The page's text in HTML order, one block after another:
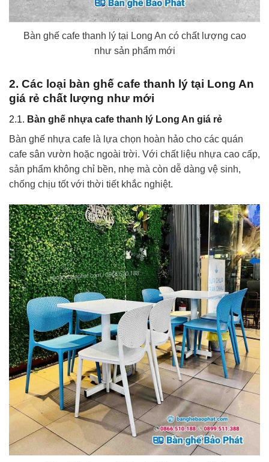
Bàn ghế cafe thanh lý tại Long An có chất lượng cao
như sản phẩm mới
2. Các loại bàn ghế cafe thanh lý tại Long An
giá rẻ chất lượng như mới
2.1. Bàn ghế nhựa cafe thanh lý Long An giá rẻ
Bàn ghế nhựa cafe là lựa chọn hoàn hảo cho các quán
cafe sân vườn hoặc ngoài trời. Với chất liệu nhựa cao cấp,
sản phẩm không chỉ bền, nhẹ mà còn dễ dàng vệ sinh,
chống chịu tốt với thời tiết khắc nghiệt.